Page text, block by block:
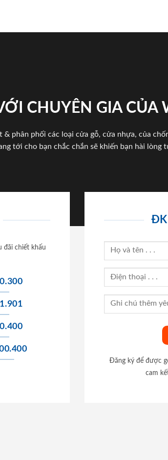
CHUYÊN GIA CỦA
phân phối các loại cửa gỗ, cửa nhựa, của
tới cho bạn chắc chắn sẽ khiến bạn hài lòng
đãi chiết khấu
ĐK
Đăng ký để được
cam